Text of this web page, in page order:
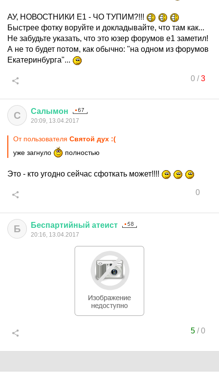
АУ, НОВОСТНИКИ Е1 - ЧО ТУПИМ?!!!
Быстрее фотку воруйте и докладывайте, что там как...
Не забудьте указать, что это юзер форумов е1 заметил!
А не то будет потом, как обычно: "на одном из форумов
Екатеринбурга"...
0/3
С Салымон
20:09, 13.04.2017
От пользователя Святой дух :(
уже загнуло
полностью
Это - кто угодно сейчас сфоткать может!!!!
0
Б Беспартийный атеист
20:16, 13.04.2017
5/0